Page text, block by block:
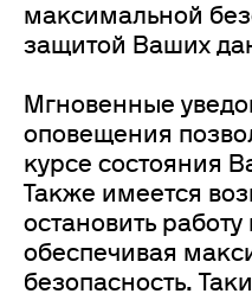
максимальной
защитой Ваших
Мгновенные
оповещения
курсе состояния
Также имеется
остановить
обеспечивая
безопасность.